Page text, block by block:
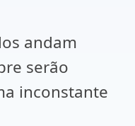
andam
serão
inconstante